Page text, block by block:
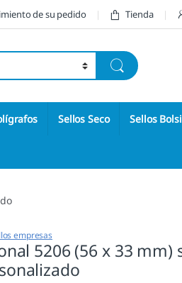
de su pedido Tienda
Sellos Seco Sellos
empresas
5206 (56 x 33 mm)